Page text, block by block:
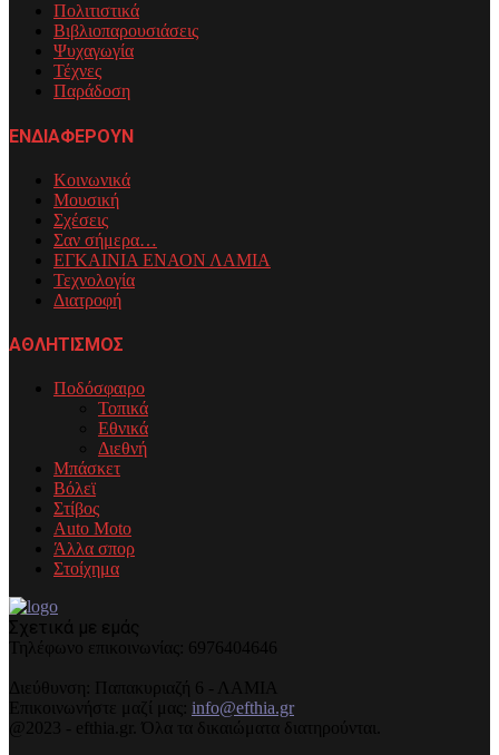
Πολιτιστικά
Βιβλιοπαρουσιάσεις
Ψυχαγωγία
Τέχνες
Παράδοση
ΕΝΔΙΑΦΕΡΟΥΝ
Κοινωνικά
Μουσική
Σχέσεις
Σαν σήμερα…
ΕΓΚΑΙΝΙΑ ΕΝΑΟΝ ΛΑΜΙΑ
Τεχνολογία
Διατροφή
ΑΘΛΗΤΙΣΜΟΣ
Ποδόσφαιρο
Τοπικά
Εθνικά
Διεθνή
Μπάσκετ
Βόλεϊ
Στίβος
Auto Moto
Άλλα σπορ
Στοίχημα
Σχετικά με εμάς
Τηλέφωνo επικοινωνίας: 6976404646
Διεύθυνση: Παπακυριαζή 6 - ΛΑΜΙΑ
Επικοινωνήστε μαζί μας: info@efthia.gr
@2023 - efthia.gr. Όλα τα δικαιώματα διατηρούνται.